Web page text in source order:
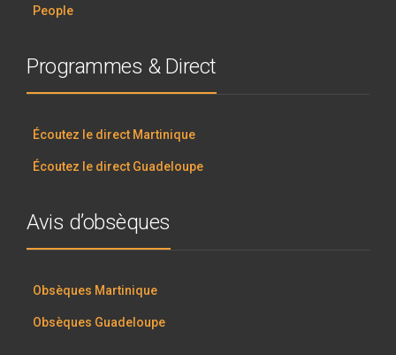
People
Programmes & Direct
Écoutez le direct Martinique
Écoutez le direct Guadeloupe
Avis d’obsèques
Obsèques Martinique
Obsèques Guadeloupe